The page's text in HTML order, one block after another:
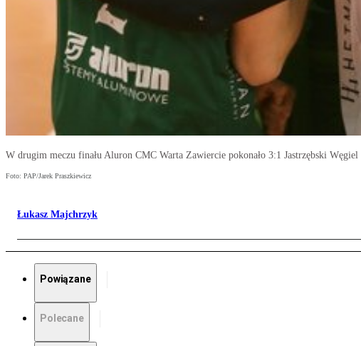
W drugim meczu finału Aluron CMC Warta Zawiercie pokonało 3:1 Jastrzębski Węgiel
Foto: PAP/Jarek Praszkiewicz
Łukasz Majchrzyk
Powiązane
Polecane